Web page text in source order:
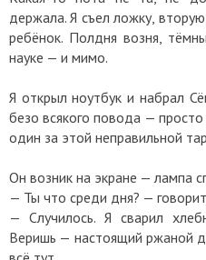
держала. Я съел ложку,
ребёнок. Полдня возня,
науке — и мимо.
Я открыл ноутбук и набрал
безо всякого повода —
один за этой неправильной
Он возник на экране — лампа
— Ты что среди дня? —
— Случилось. Я сварил
Веришь — настоящий ржаной